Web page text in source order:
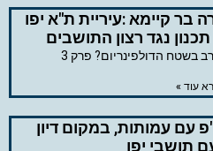
בר קיימא :עיריית ת"א יפו
נגד רצון התושבים
עוד »
עם עמותות, במקום דיון
תושבי יפו